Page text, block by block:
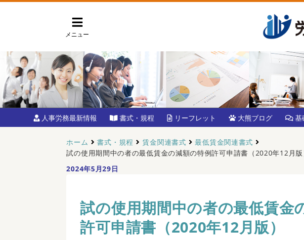
メニュー
人事労務最新情報 書式・規程 リーフレット 大熊ブログ 基
ホーム 書式・規程 賃金関連書式
最低賃金関連書式
試の使用期間中の者の最低賃金の減額の特例許可申請書（2020年12月版
2024年5月29日
試の使用期間中の者の最低賃金
許可申請書（2020年12月版）